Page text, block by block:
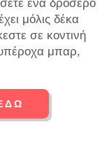
ένα δροσερό
μόλις δέκα
σε κοντινή
μπαρ,